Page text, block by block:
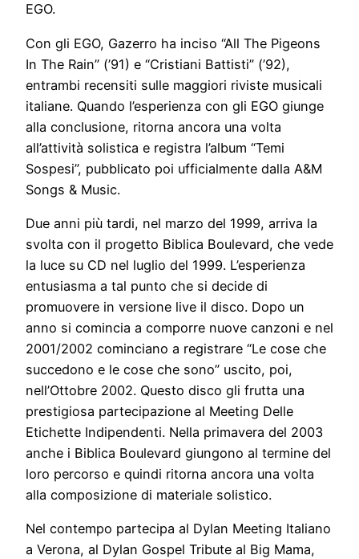
EGO.
Con gli EGO, Gazerro ha inciso “All The Pigeons
In The Rain” (’91) e “Cristiani Battisti” (’92),
entrambi recensiti sulle maggiori riviste musicali
italiane. Quando l’esperienza con gli EGO giunge
alla conclusione, ritorna ancora una volta
all’attività solistica e registra l’album “Temi
Sospesi”, pubblicato poi ufficialmente dalla A&M
Songs & Music.
Due anni più tardi, nel marzo del 1999, arriva la
svolta con il progetto Biblica Boulevard, che vede
la luce su CD nel luglio del 1999. L’esperienza
entusiasma a tal punto che si decide di
promuovere in versione live il disco. Dopo un
anno si comincia a comporre nuove canzoni e nel
2001/2002 cominciano a registrare “Le cose che
succedono e le cose che sono” uscito, poi,
nell’Ottobre 2002. Questo disco gli frutta una
prestigiosa partecipazione al Meeting Delle
Etichette Indipendenti. Nella primavera del 2003
anche i Biblica Boulevard giungono al termine del
loro percorso e quindi ritorna ancora una volta
alla composizione di materiale solistico.
Nel contempo partecipa al Dylan Meeting Italiano
a Verona, al Dylan Gospel Tribute al Big Mama,